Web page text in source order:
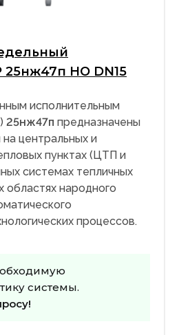
НО DN15
исполнительным
25нж47п предназначены
центральных и
пунктах (ЦТП и
системах тепличных
областях народного
процессов.
системы.